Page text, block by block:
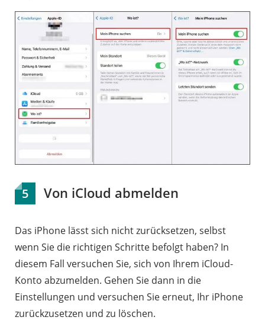
5 Von iCloud abmelden
Das iPhone lässt sich nicht zurücksetzen, selbst
wenn Sie die richtigen Schritte befolgt haben? In
diesem Fall versuchen Sie, sich von Ihrem iCloud-
Konto abzumelden. Gehen Sie dann in die
Einstellungen und versuchen Sie erneut, Ihr iPhone
zurückzusetzen und zu löschen.